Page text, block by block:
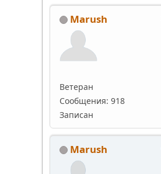
Marush
Ветеран
Сообщения: 918
Записан
Marush